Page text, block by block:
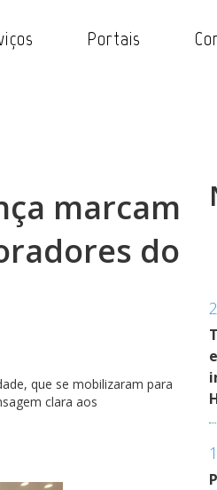
Portais
marcam
do
que se mobilizaram para
clara aos